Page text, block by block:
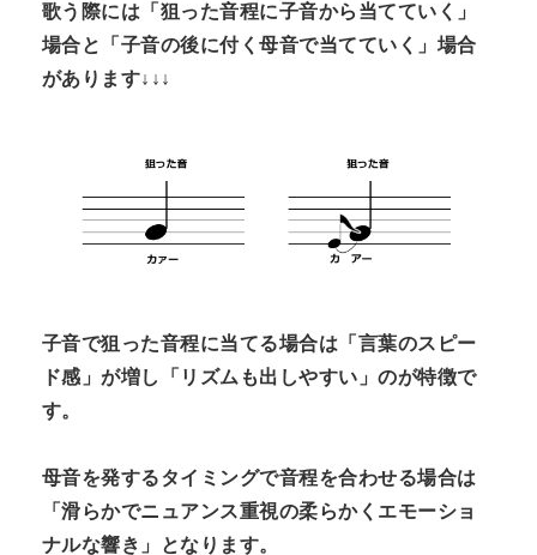
歌う際には「狙った音程に子音から当てていく」
場合と「子音の後に付く母音で当てていく」場合
があります↓↓↓
子音で狙った音程に当てる場合は「言葉のスピー
ド感」が増し「リズムも出しやすい」のが特徴で
す。
母音を発するタイミングで音程を合わせる場合は
「滑らかでニュアンス重視の柔らかくエモーショ
ナルな響き」となります。